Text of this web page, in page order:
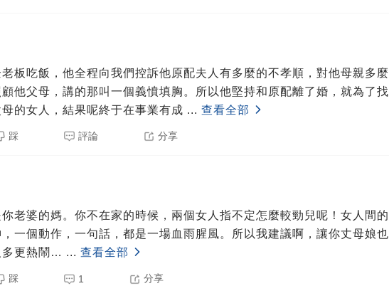
板吃飯，他全程向我們控訴他原配夫人有多麼的不孝順，對他母親多麼
他父母，講的那叫一個義憤填胸。所以他堅持和原配離了婚，就為了找
的女人，結果呢終于在事業有成 ... 查看全部
踩 評論 分享
老婆的媽。你不在家的時候，兩個女人指不定怎麼較勁兒呢！女人間的
一個動作，一句話，都是一場血雨腥風。所以我建議啊，讓你丈母娘也
多更熱鬧… ... 查看全部
踩 1 分享